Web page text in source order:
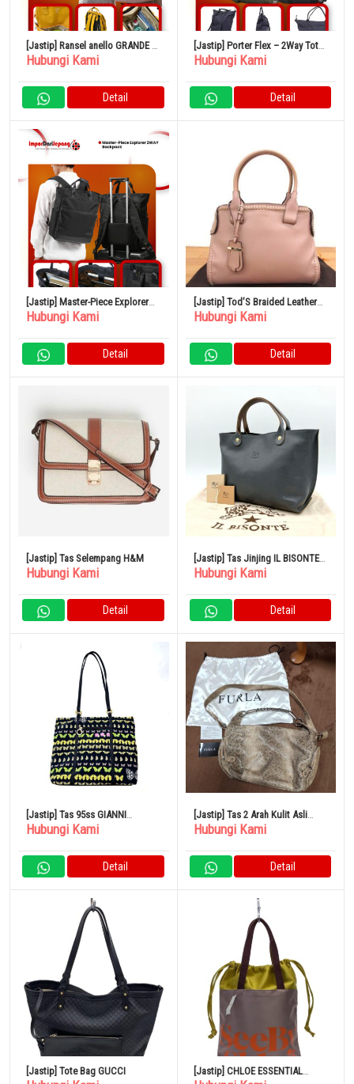
[Jastip] Ransel anello GRANDE –
Anello Anello 11 Kantong Anti Air
Hubungi Kami
Detail
[Jastip] Porter Flex – 2Way Tote
Bag
Hubungi Kami
Detail
[Jastip] Master-Piece Explorer
2WAY Backpack
Hubungi Kami
Detail
[Jastip] Tod’S Braided Leather
Cape Bag Small
Hubungi Kami
Detail
[Jastip] Tas Selempang H&M
Hubungi Kami
Detail
[Jastip] Tas Jinjing IL BISONTE
Logo Timbul Kulit Abu-Abu
Hubungi Kami
Detail
[Jastip] Tas 95ss GIANNI
VERSACE Butterfly
Hubungi Kami
Detail
[Jastip] Tas 2 Arah Kulit Asli
FURLA Pola Python Bahu Krem
Hubungi Kami
Detail
[Jastip] Tote Bag GUCCI
[Jastip] CHLOE ESSENTIAL